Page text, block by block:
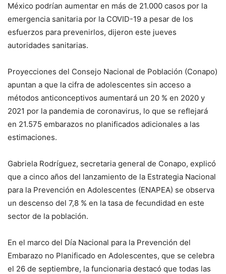
México podrían aumentar en más de 21.000 casos por la
emergencia sanitaria por la COVID-19 a pesar de los
esfuerzos para prevenirlos, dijeron este jueves
autoridades sanitarias.
Proyecciones del Consejo Nacional de Población (Conapo)
apuntan a que la cifra de adolescentes sin acceso a
métodos anticonceptivos aumentará un 20 % en 2020 y
2021 por la pandemia de coronavirus, lo que se reflejará
en 21.575 embarazos no planificados adicionales a las
estimaciones.
Gabriela Rodríguez, secretaria general de Conapo, explicó
que a cinco años del lanzamiento de la Estrategia Nacional
para la Prevención en Adolescentes (ENAPEA) se observa
un descenso del 7,8 % en la tasa de fecundidad en este
sector de la población.
En el marco del Día Nacional para la Prevención del
Embarazo no Planificado en Adolescentes, que se celebra
el 26 de septiembre, la funcionaria destacó que todas las